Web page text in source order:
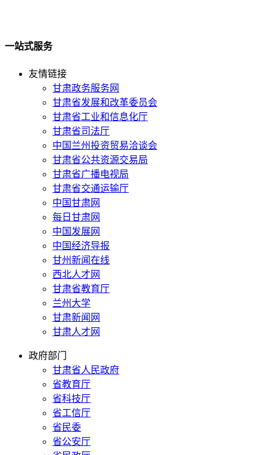
一站式服务
友情链接
甘肃政务服务网
甘肃省发展和改革委员会
甘肃省工业和信息化厅
甘肃省司法厅
中国兰州投资贸易洽谈会
甘肃省公共资源交易局
甘肃省广播电视局
甘肃省交通运输厅
中国甘肃网
每日甘肃网
中国发展网
中国经济导报
甘州新闻在线
西北人才网
甘肃省教育厅
兰州大学
甘肃新闻网
甘肃人才网
政府部门
甘肃省人民政府
省教育厅
省科技厅
省工信厅
省民委
省公安厅